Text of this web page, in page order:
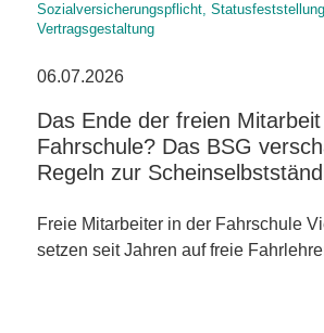
Sozialversicherungspflicht,
Vertragsgestaltung
06.07.2026
Das Ende der freien
Fahrschule? Das BSG
Regeln zur
Freie Mitarbeiter in der Fahrschule
setzen seit Jahren auf freie